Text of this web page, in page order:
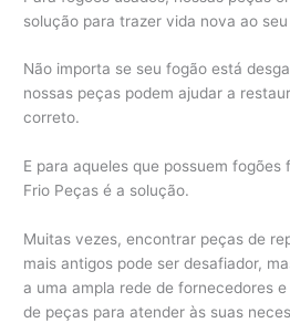
solução para trazer vida nova ao
Não importa se seu fogão está
nossas peças podem ajudar a
correto.
E para aqueles que possuem fogões
Frio Peças é a solução.
Muitas vezes, encontrar peças de
mais antigos pode ser desafiador,
a uma ampla rede de fornecedores
de peças para atender às suas